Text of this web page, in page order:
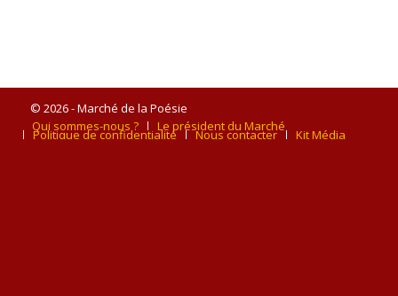
© 2026 - Marché de la Poésie
Qui sommes-nous ?
Le président du Marché
Politique de confidentialité Nous contacter Kit Média